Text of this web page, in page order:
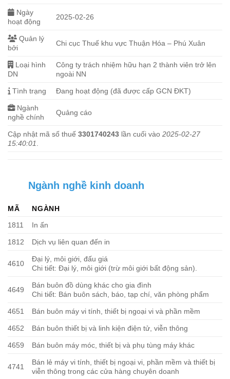
Ngày
hoạt động
2025-02-26
Quản lý
bởi
Chi cục Thuế khu vực Thuận Hóa – Phú Xuân
Loại hình
DN
Công ty trách nhiệm hữu hạn 2 thành viên trở lên
ngoài NN
Tình trạng Đang hoạt động (đã được cấp GCN ĐKT)
Ngành
nghề chính
Quảng cáo
Cập nhật mã số thuế 3301740243 lần cuối vào 2025-02-27
15:40:01
Ngành nghề kinh doanh
MÃ
NGÀNH
1811
In ấn
1812 Dịch vụ liên quan đến in
4610
Đại lý, môi giới, đấu giá
Chi tiết: Đại lý, môi giới (trừ môi giới bất động sản).
4649
Bán buôn đồ dùng khác cho gia đình
Chi tiết: Bán buôn sách, báo, tạp chí, văn phòng phẩm
4651 Bán buôn máy vi tính, thiết bị ngoại vi và phần mềm
4652 Bán buôn thiết bị và linh kiện điện tử, viễn thông
4659 Bán buôn máy móc, thiết bị và phụ tùng máy khác
4741
Bán lẻ máy vi tính, thiết bị ngoại vi, phần mềm và thiết bị
viễn thông trong các cửa hàng chuyên doanh